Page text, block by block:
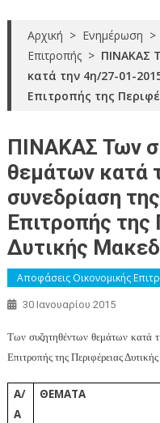
Αρχική > Ενημέρωση >
Επιτροπής > ΠΙΝΑΚΑΣ
κατά την 4η/27-01-
Επιτροπής της
ΠΙΝΑΚΑΣ Των
θεμάτων κατά
συνεδρίαση
Επιτροπής της
Δυτικής
Αποφάσεις Οικονομικής
30 Ιανουαρίου 2015
Των συζητηθέντων θεμάτων κατά
Επιτροπής της Περιφέρειας
Α/
Α
ΘΕΜΑΤΑ